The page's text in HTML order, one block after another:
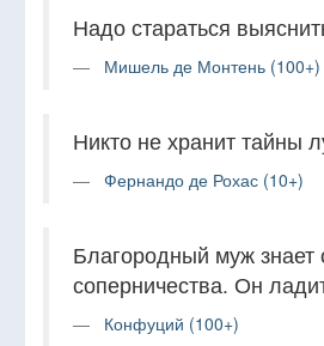
Надо стараться
Мишель де Монтень (100+)
Никто не хранит тайны
Фернандо де Рохас (10+)
Благородный муж знает
соперничества. Он
Конфуций (100+)